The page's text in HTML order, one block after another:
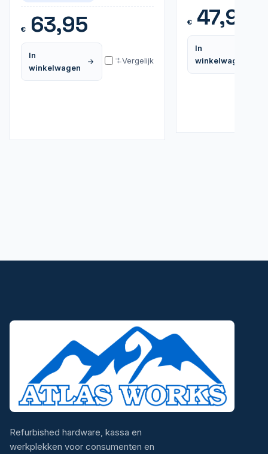
€63,95
In
winkelwagen
Vergelijk
€47,95
In
winkelwagen
Refurbished hardware, kassa en
werkplekken voor consumenten en